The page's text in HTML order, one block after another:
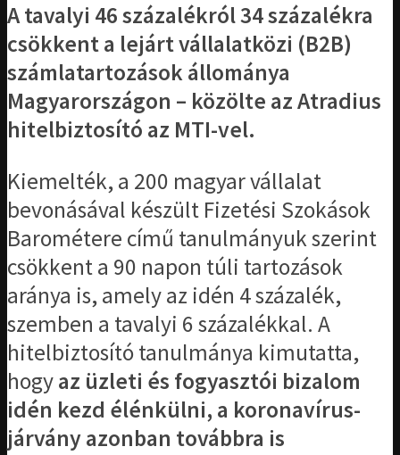
A tavalyi 46 százalékról 34 százalékra
csökkent a lejárt vállalatközi (B2B)
számlatartozások állománya
Magyarországon – közölte az Atradius
hitelbiztosító az MTI-vel.
Kiemelték, a 200 magyar vállalat
bevonásával készült Fizetési Szokások
Barométere című tanulmányuk szerint
csökkent a 90 napon túli tartozások
aránya is, amely az idén 4 százalék,
szemben a tavalyi 6 százalékkal. A
hitelbiztosító tanulmánya kimutatta,
hogyaz üzleti és fogyasztói bizalom
idén kezd élénkülni, a koronavírus-
járvány azonban továbbra is